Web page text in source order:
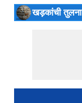
खड़कांची तुलना